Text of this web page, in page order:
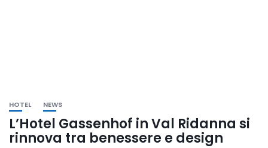
HOTEL NEWS
L’Hotel Gassenhof in Val Ridanna si
rinnova tra benessere e design